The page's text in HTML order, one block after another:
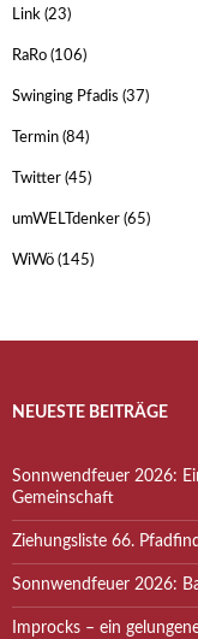
Link (23)
RaRo (106)
Swinging Pfadis (37)
Termin (84)
Twitter (45)
umWELTdenker (65)
WiWö (145)
NEUESTE BEITRÄGE
Sonnwendfeuer 2026:
Gemeinschaft
Ziehungsliste 66.
Sonnwendfeuer 2026:
Improcks – ein